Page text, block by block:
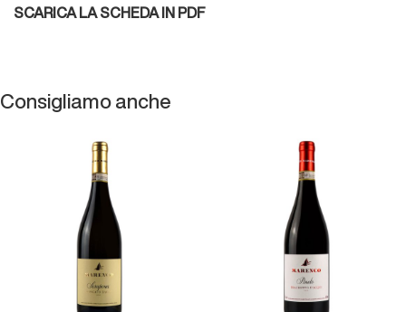
SCARICA LA SCHEDA IN PDF
Consigliamo anche